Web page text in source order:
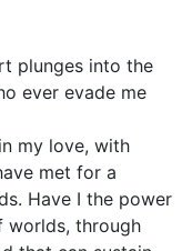
plunges into the
ever evade me
my love, with
met for a
Have I the power
worlds, through